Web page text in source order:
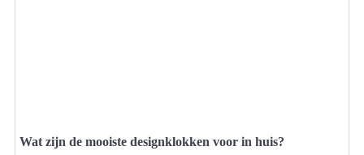
Wat zijn de mooiste designklokken voor in huis?